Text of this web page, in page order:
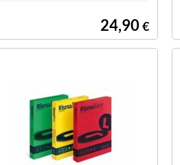
24,90€